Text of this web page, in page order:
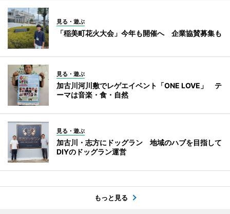
見る・遊ぶ
「稲美町花火大会」今年も開催へ 企業協賛募集も
見る・遊ぶ
加古川河川敷でレゲエイベント「ONE LOVE」 テ
ーマは音楽・食・自然
見る・遊ぶ
加古川・志方にドッグラン 地域のハブを目指して
DIYのドッグラン運営
もっと見る